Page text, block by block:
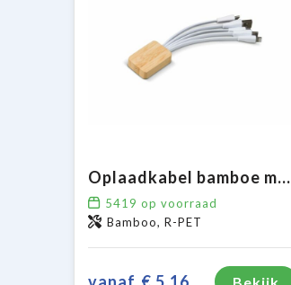
Oplaadkabel bamboe met R-PET
5419 op voorraad
Bamboo, R-PET